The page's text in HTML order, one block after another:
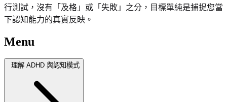
行測試，沒有「及格」或「失敗」之分，目標單純是捕捉您當
下認知能力的真實反映。
Menu
理解 ADHD 與認知模式